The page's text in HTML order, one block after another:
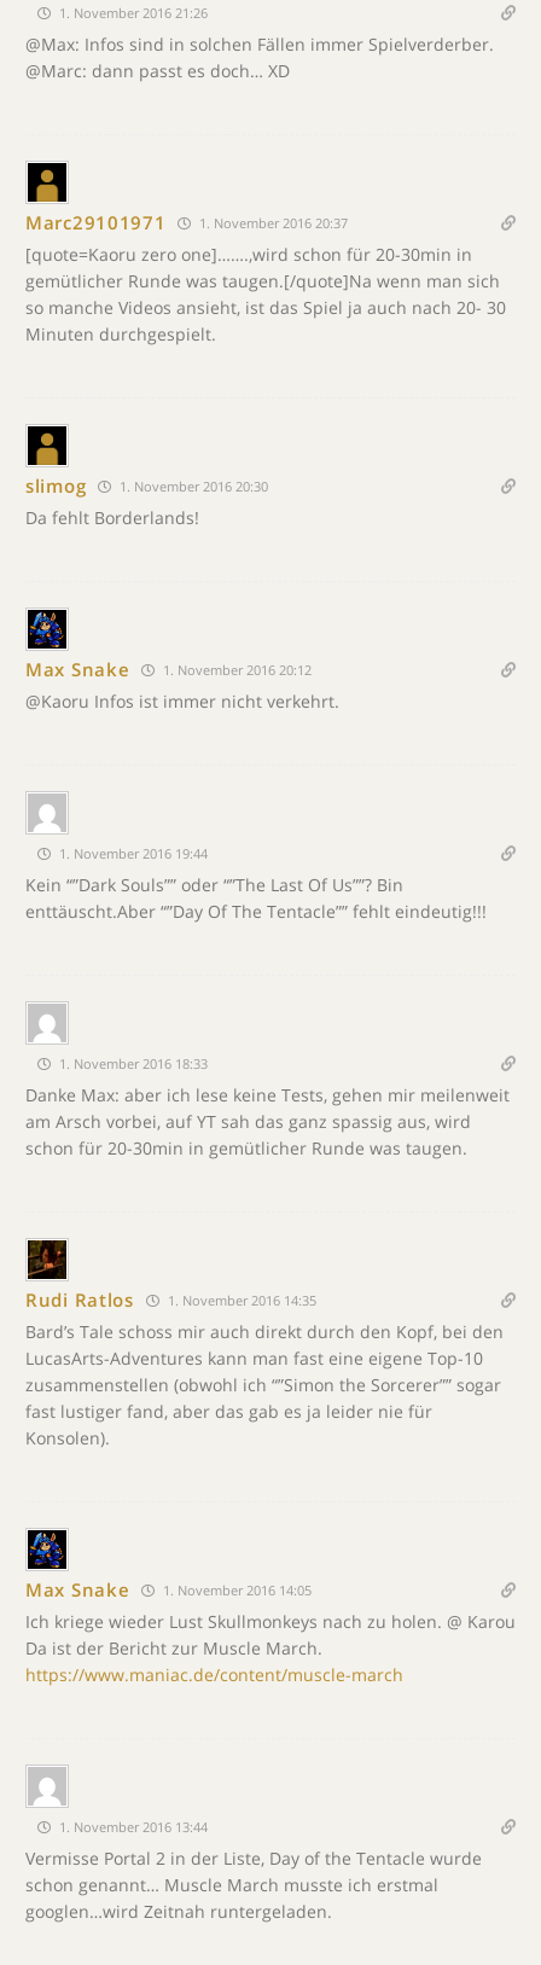
1. November 2016 21:26
@Max: Infos sind in solchen Fällen immer Spielverderber.
@Marc: dann passt es doch… XD
Marc29101971 1. November 2016 20:37
[quote=Kaoru zero one]…….,wird schon für 20-30min in
gemütlicher Runde was taugen.[/quote]Na wenn man sich
so manche Videos ansieht, ist das Spiel ja auch nach 20- 30
Minuten durchgespielt.
slimog 1. November 2016 20:30
Da fehlt Borderlands!
Max Snake 1. November 2016 20:12
@Kaoru Infos ist immer nicht verkehrt.
1. November 2016 19:44
Kein “”Dark Souls”” oder “”The Last Of Us””? Bin
enttäuscht.Aber “”Day Of The Tentacle”” fehlt eindeutig!!!
1. November 2016 18:33
Danke Max: aber ich lese keine Tests, gehen mir meilenweit
am Arsch vorbei, auf YT sah das ganz spassig aus, wird
schon für 20-30min in gemütlicher Runde was taugen.
Rudi Ratlos 1. November 2016 14:35
Bard’s Tale schoss mir auch direkt durch den Kopf, bei den
LucasArts-Adventures kann man fast eine eigene Top-10
zusammenstellen (obwohl ich “”Simon the Sorcerer”” sogar
fast lustiger fand, aber das gab es ja leider nie für
Konsolen).
Max Snake 1. November 2016 14:05
Ich kriege wieder Lust Skullmonkeys nach zu holen. @ Karou
Da ist der Bericht zur Muscle March.
https://www.maniac.de/content/muscle-march
1. November 2016 13:44
Vermisse Portal 2 in der Liste, Day of the Tentacle wurde
schon genannt… Muscle March musste ich erstmal
googlen…wird Zeitnah runtergeladen.